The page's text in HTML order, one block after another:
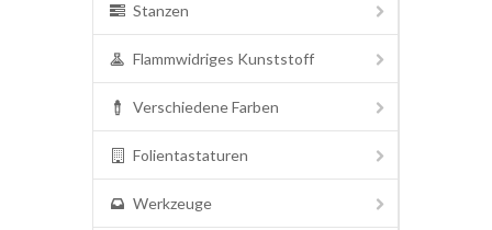
Stanzen
Flammwidriges Kunststoff
Verschiedene Farben
Folientastaturen
Werkzeuge